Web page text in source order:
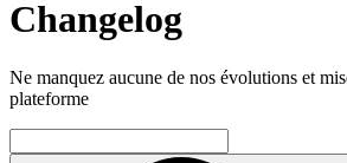
Changelog
Ne manquez aucune de nos évolutions et
plateforme